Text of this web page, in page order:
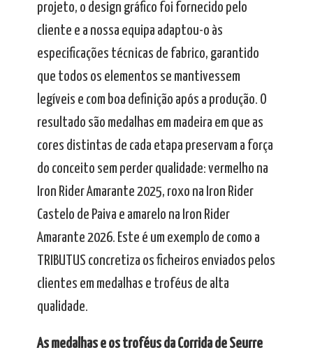
projeto, o design gráfico foi fornecido pelo
cliente e a nossa equipa adaptou-o às
especificações técnicas de fabrico, garantido
que todos os elementos se mantivessem
legíveis e com boa definição após a produção. O
resultado são medalhas em madeira em que as
cores distintas de cada etapa preservam a força
do conceito sem perder qualidade: vermelho na
Iron Rider Amarante 2025, roxo na Iron Rider
Castelo de Paiva e amarelo na Iron Rider
Amarante 2026. Este é um exemplo de como a
TRIBUTUS concretiza os ficheiros enviados pelos
clientes em medalhas e troféus de alta
qualidade.
As medalhas e os troféus da Corrida de Seurre